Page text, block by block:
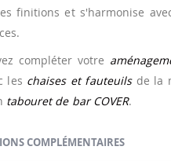
finitions et s'harmonise
compléter votre
les chaises et fauteuilsde la
tabouret de bar COVER.
COMPLÉMENTAIRES